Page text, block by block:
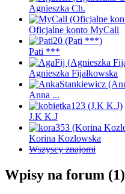
Agnieszka Ch.
Oficjalne konto MyCall
Pati ***
Agnieszka Fijałkowska
Anna ...
J.K K.J
Korina Kozlowska
Wszyscy znajomi
Wpisy na forum (1)